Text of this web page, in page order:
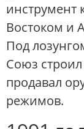
инструмент
Востоком и
Под
Союз
продавал
режимов.